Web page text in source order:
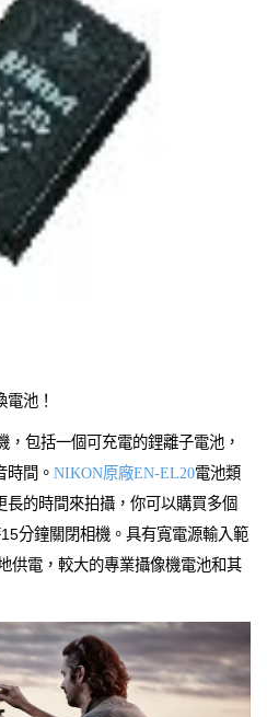
池！
包括一個可充電的鋰離子電池，
時間。 NIKON原廠EN-EL20電池類
的時間來拍攝，你可以購買多個
分鐘關閉相機。具有寬電源輸入範
供電，較大的專業攝像機電池和其